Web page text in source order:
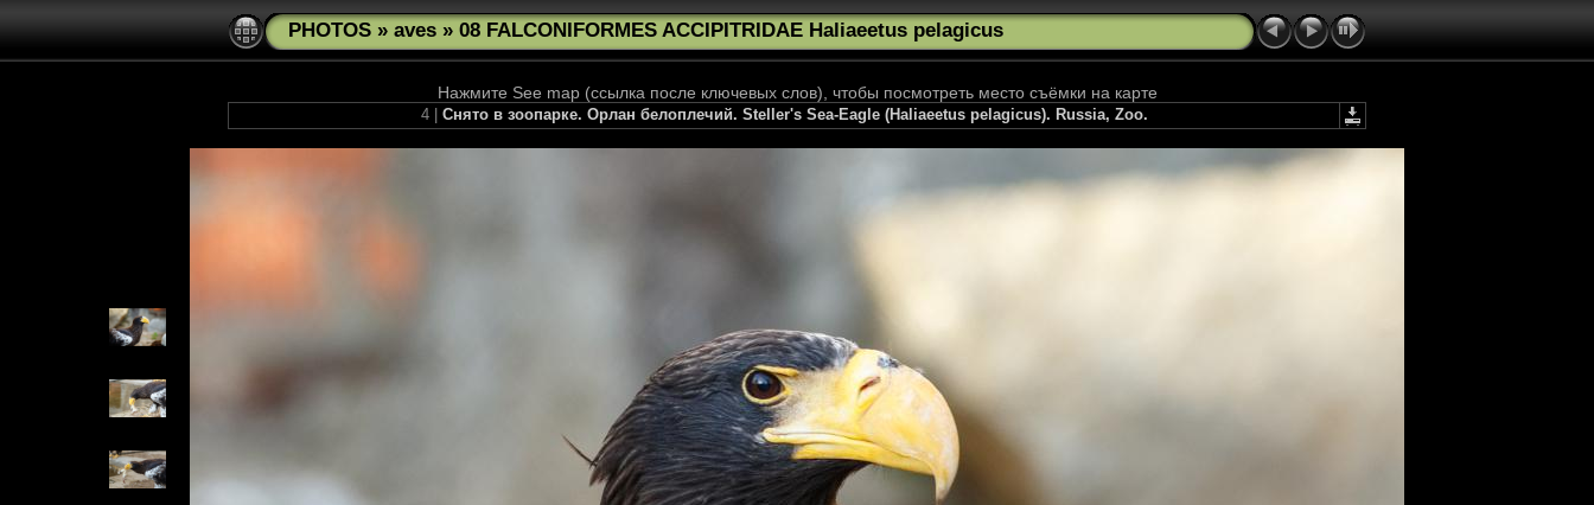
PHOTOS » aves » 08 FALCONIFORMES ACCIPITRIDAE Haliaeetus pelagicus
Нажмите See map (ссылка после ключевых слов), чтобы посмотреть место съёмки на карте
4 | Снято в зоопарке. Орлан белоплечий. Steller's Sea-Eagle (Haliaeetus pelagicus). Russia, Zoo.